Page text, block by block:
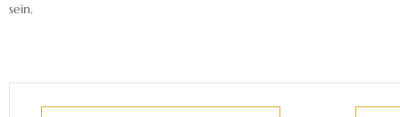
sein.